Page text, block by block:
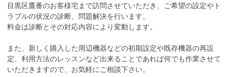
目黒区鷹番のお客様宅まで訪問させていただき、ご希望の設定やト
ラブルの状況の診断、問題解決を行います。
料金は診断とその対応内容により変動します。
また、新しく購入した周辺機器などの初期設定や既存機器の再設
定、利用方法のレッスンなど出来ることであれば何でも作業させて
いただきますので、お気軽にご相談下さい。